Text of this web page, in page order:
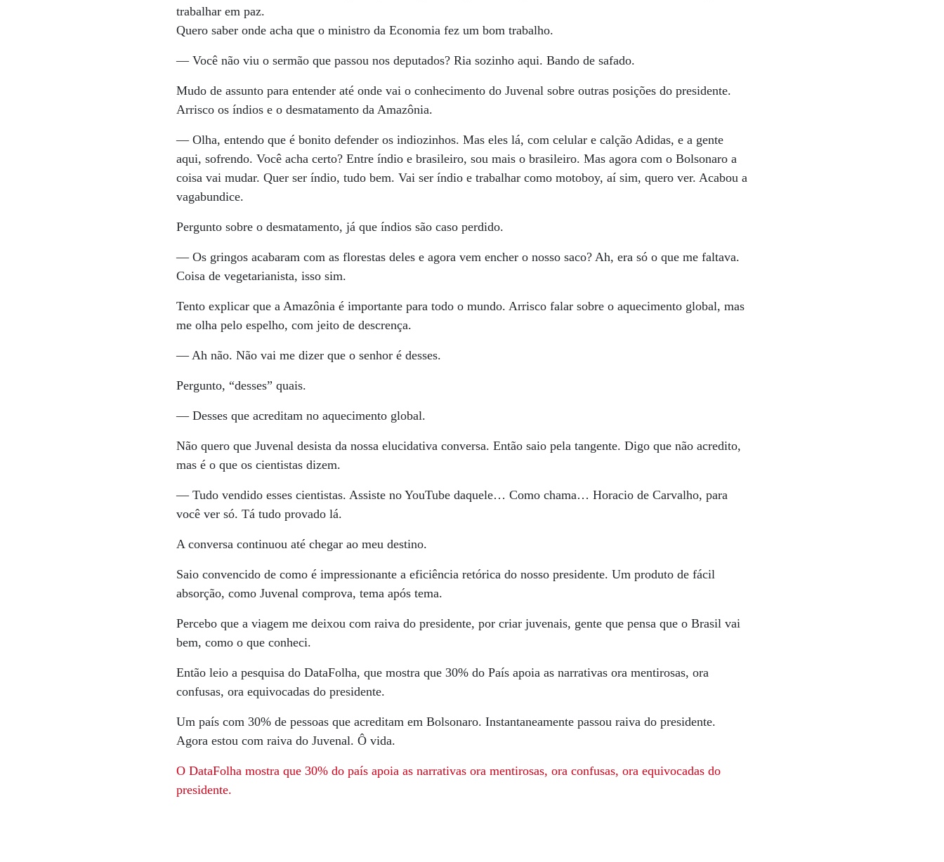
trabalhar em paz.
Quero saber onde acha que o ministro da Economia fez um bom trabalho.
— Você não viu o sermão que passou nos deputados? Ria sozinho aqui. Bando de safado.
Mudo de assunto para entender até onde vai o conhecimento do Juvenal sobre outras posições do presidente.
Arrisco os índios e o desmatamento da Amazônia.
— Olha, entendo que é bonito defender os indiozinhos. Mas eles lá, com celular e calção Adidas, e a gente
aqui, sofrendo. Você acha certo? Entre índio e brasileiro, sou mais o brasileiro. Mas agora com o Bolsonaro a
coisa vai mudar. Quer ser índio, tudo bem. Vai ser índio e trabalhar como motoboy, aí sim, quero ver. Acabou a
vagabundice.
Pergunto sobre o desmatamento, já que índios são caso perdido.
— Os gringos acabaram com as florestas deles e agora vem encher o nosso saco? Ah, era só o que me faltava.
Coisa de vegetarianista, isso sim.
Tento explicar que a Amazônia é importante para todo o mundo. Arrisco falar sobre o aquecimento global, mas
me olha pelo espelho, com jeito de descrença.
— Ah não. Não vai me dizer que o senhor é desses.
Pergunto, “desses” quais.
— Desses que acreditam no aquecimento global.
Não quero que Juvenal desista da nossa elucidativa conversa. Então saio pela tangente. Digo que não acredito,
mas é o que os cientistas dizem.
— Tudo vendido esses cientistas. Assiste no YouTube daquele… Como chama… Horacio de Carvalho, para
você ver só. Tá tudo provado lá.
A conversa continuou até chegar ao meu destino.
Saio convencido de como é impressionante a eficiência retórica do nosso presidente. Um produto de fácil
absorção, como Juvenal comprova, tema após tema.
Percebo que a viagem me deixou com raiva do presidente, por criar juvenais, gente que pensa que o Brasil vai
bem, como o que conheci.
Então leio a pesquisa do DataFolha, que mostra que 30% do País apoia as narrativas ora mentirosas, ora
confusas, ora equivocadas do presidente.
Um país com 30% de pessoas que acreditam em Bolsonaro. Instantaneamente passou raiva do presidente.
Agora estou com raiva do Juvenal. Ô vida.
O DataFolha mostra que 30% do país apoia as narrativas ora mentirosas, ora confusas, ora equivocadas do
presidente.